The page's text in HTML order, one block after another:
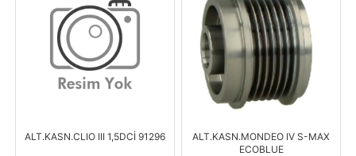
ALT.KASN.CLIO III 1,5DCİ 91296
ALT.KASN.MONDEO IV S-MAX
ECOBLUE